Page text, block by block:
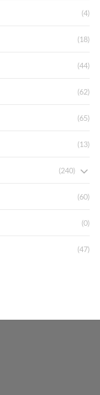
(4)
(18)
(44)
(62)
(65)
(13)
(240)
(60)
(0)
(47)